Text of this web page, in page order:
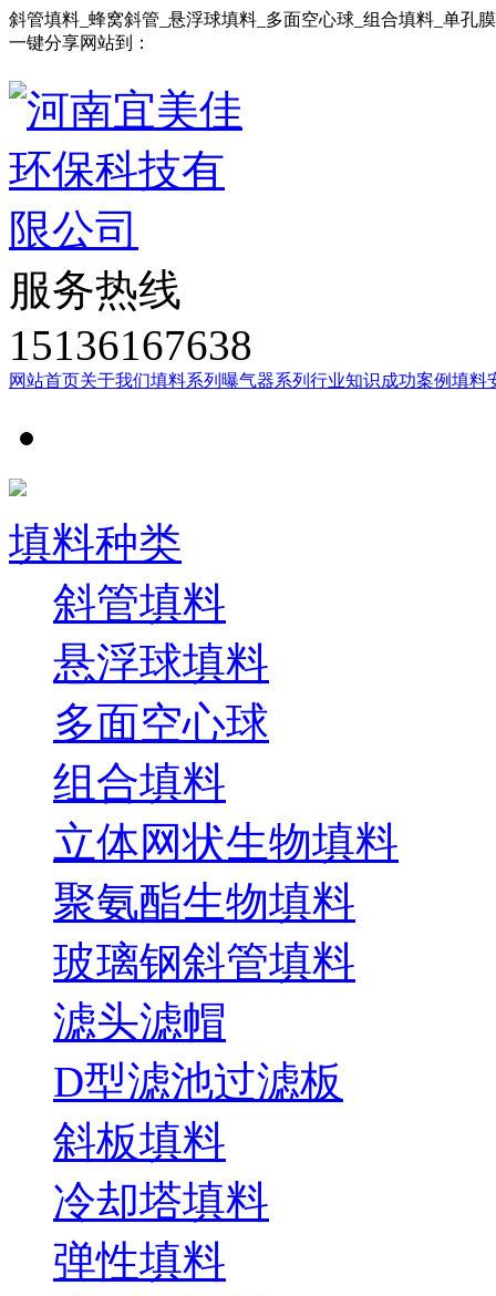
斜管填料_蜂窝斜管_悬浮球填料_多面空心球_组合填料_单孔
一键分享网站到：
服务热线
15136167638
网站首页关于我们填料系列 曝气器系列 行业知识成功案例填料
填料种类
斜管填料
悬浮球填料
多面空心球
组合填料
立体网状生物填料
聚氨酯生物填料
玻璃钢斜管填料
滤头滤帽
D型滤池过滤板
斜板填料
冷却塔填料
弹性填料